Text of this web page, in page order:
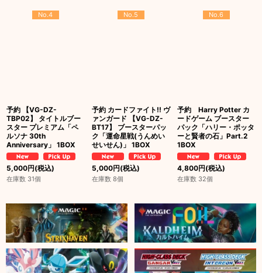
No.4
予約 【VG-DZ-
TBP02】 タイトルブー
スター プレミアム「ペ
ルソナ 30th
Anniversary」 1BOX
5,000円(税込)
在庫数 31個
No.5
予約 カードファイト!! ヴ
ァンガード 【VG-DZ-
BT17】 ブースターパッ
ク「運命星戦(うんめい
せいせん)」 1BOX
5,000円(税込)
在庫数 8個
No.6
予約 Harry Potter カ
ードゲーム ブースター
パック「ハリー・ポッタ
ーと賢者の石」Part.2
1BOX
4,800円(税込)
在庫数 32個